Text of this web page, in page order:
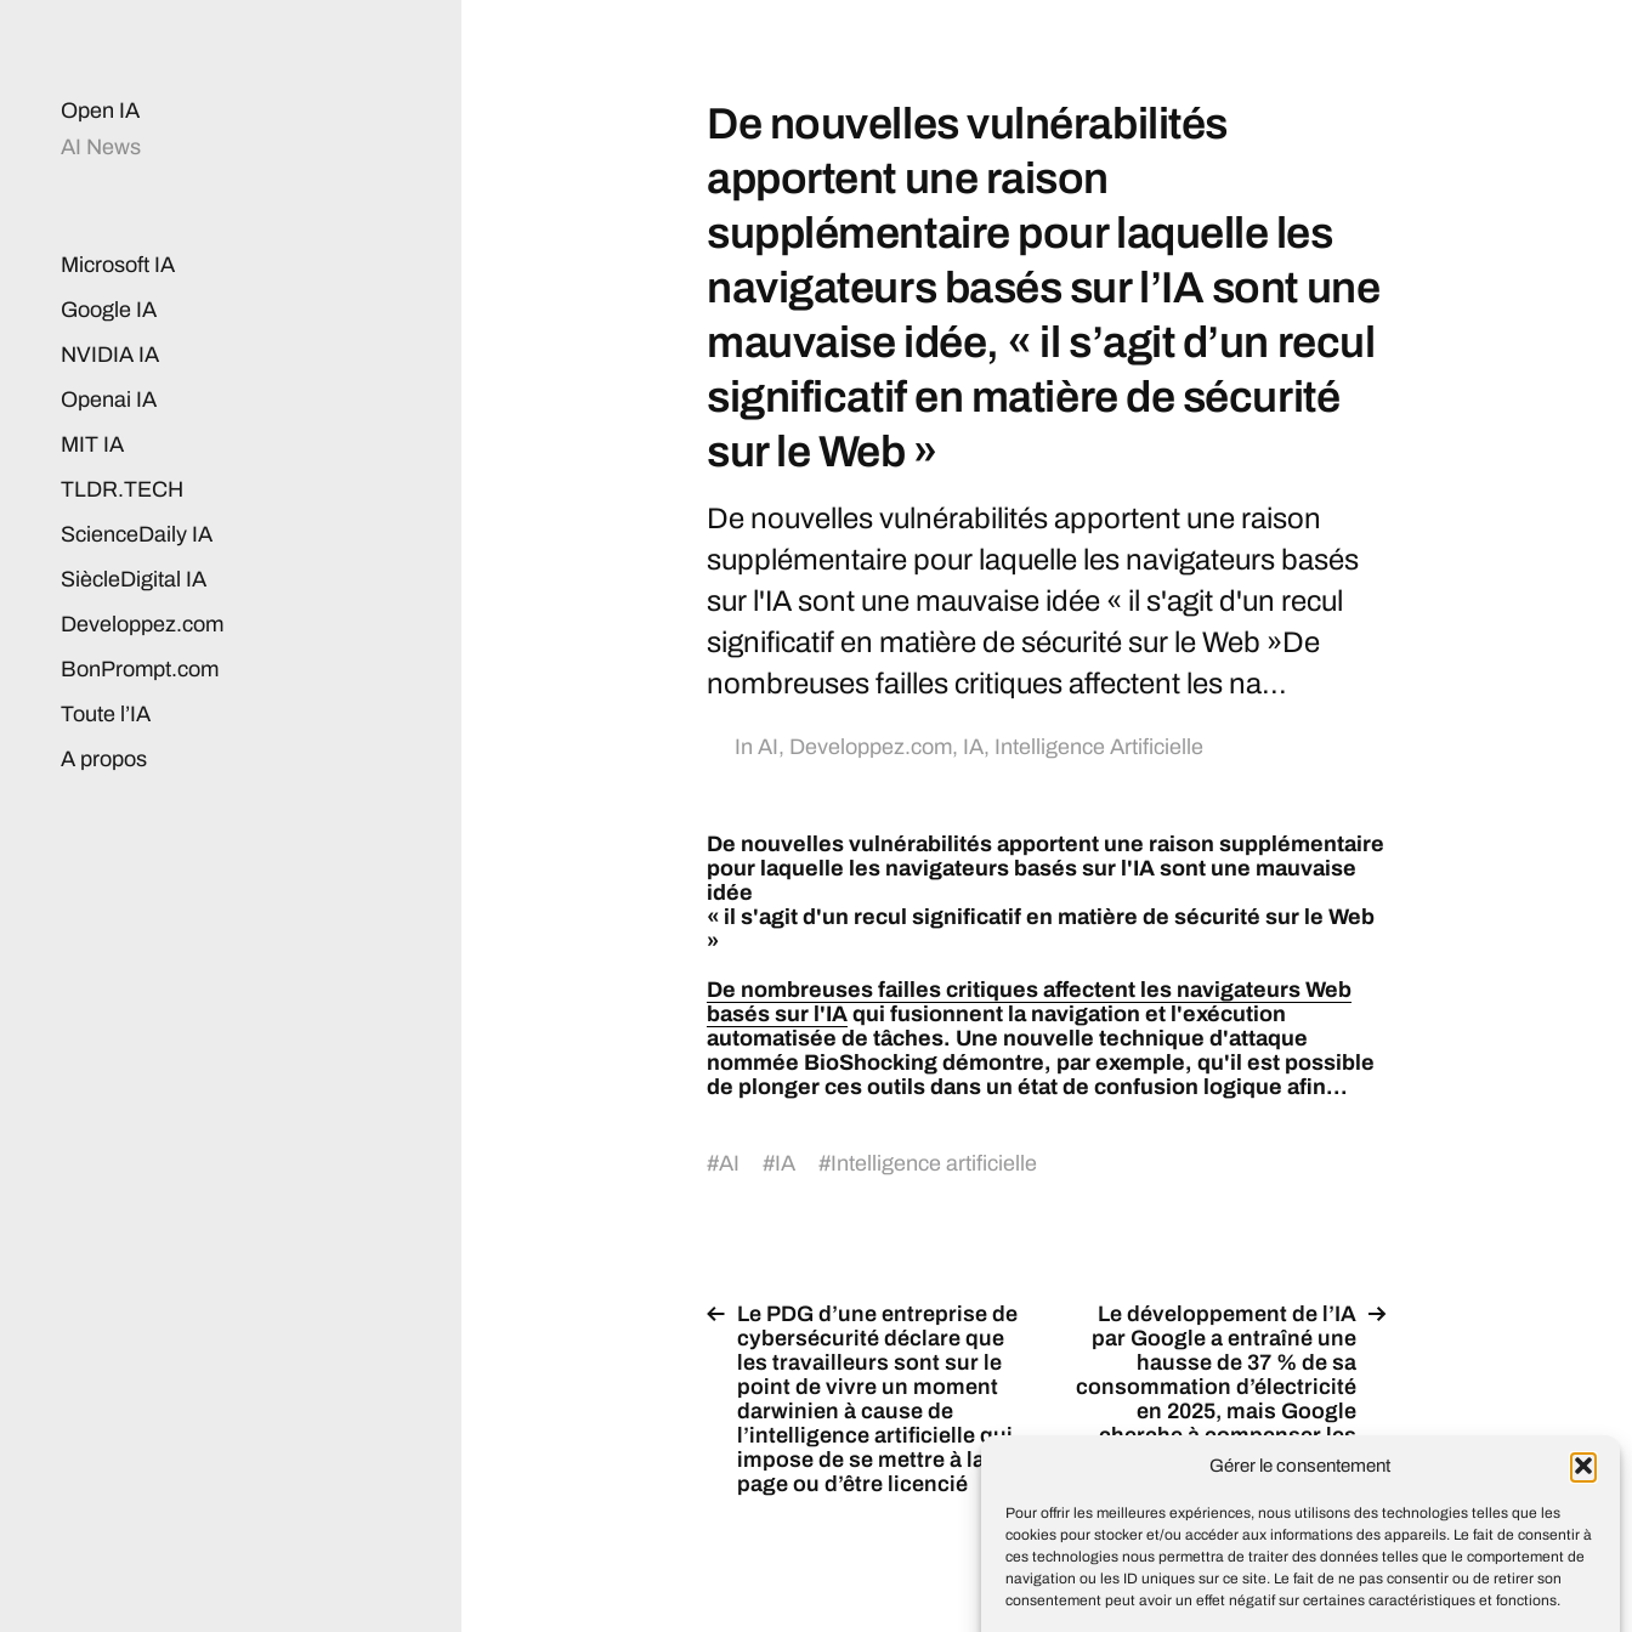
Gérer le consentement
Pour offrir les meilleures expériences, nous utilisons des technologies telles que les
cookies pour stocker et/ou accéder aux informations des appareils. Le fait de consentir à
ces technologies nous permettra de traiter des données telles que le comportement de
navigation ou les ID uniques sur ce site. Le fait de ne pas consentir ou de retirer son
consentement peut avoir un effet négatif sur certaines caractéristiques et fonctions.
Open IA
AI News
Microsoft IA
Google IA
NVIDIA IA
Openai IA
MIT IA
TLDR.TECH
ScienceDaily IA
SiècleDigital IA
Developpez.com
BonPrompt.com
Toute l’IA
A propos
De nouvelles vulnérabilités
apportent une raison
supplémentaire pour laquelle les
navigateurs basés sur l’IA sont une
mauvaise idée, « il s’agit d’un recul
significatif en matière de sécurité
sur le Web »
De nouvelles vulnérabilités apportent une raison
supplémentaire pour laquelle les navigateurs basés
sur l'IA sont une mauvaise idée « il s'agit d'un recul
significatif en matière de sécurité sur le Web »De
nombreuses failles critiques affectent les na...
In AI, Developpez.com, IA, Intelligence Artificielle
De nouvelles vulnérabilités apportent une raison supplémentaire
pour laquelle les navigateurs basés sur l'IA sont une mauvaise
idée
« il s'agit d'un recul significatif en matière de sécurité sur le Web
»
De nombreuses failles critiques affectent les navigateurs Web
basés sur l'IA qui fusionnent la navigation et l'exécution
automatisée de tâches. Une nouvelle technique d'attaque
nommée BioShocking démontre, par exemple, qu'il est possible
de plonger ces outils dans un état de confusion logique afin...
#AI #IA #Intelligence artificielle
Le PDG d’une entreprise de
cybersécurité déclare que
les travailleurs sont sur le
point de vivre un moment
darwinien à cause de
l’intelligence artificielle qui
impose de se mettre à la
page ou d’être licencié
Le développement de l’IA
par Google a entraîné une
hausse de 37 % de sa
consommation d’électricité
en 2025, mais Google
cherche à compenser les
émissions de ses centres de
énergies propres